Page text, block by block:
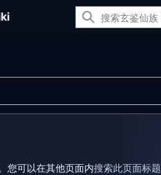
您可以在其他页面内搜索此页面标题